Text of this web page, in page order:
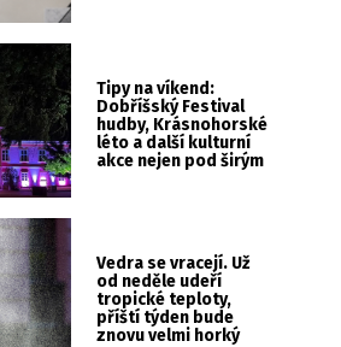
Tipy na víkend:
Dobříšský Festival
hudby, Krásnohorské
léto a další kulturní
akce nejen pod širým
Vedra se vracejí. Už
od neděle udeří
tropické teploty,
příští týden bude
znovu velmi horký